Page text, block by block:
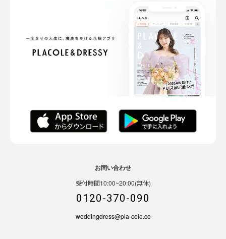
お問い合わせ
受付時間10:00~20:00(無休)
0120-370-090
weddingdress@pla-cole.co